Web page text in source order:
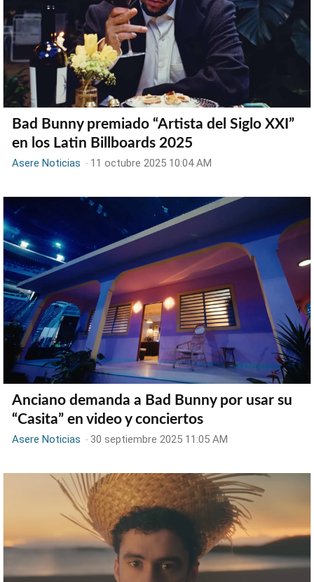
Bad Bunny premiado “Artista del Siglo XXI”
en los Latin Billboards 2025
Asere Noticias - 11 octubre 2025 10:04 AM
Anciano demanda a Bad Bunny por usar su
“Casita” en video y conciertos
Asere Noticias - 30 septiembre 2025 11:05 AM